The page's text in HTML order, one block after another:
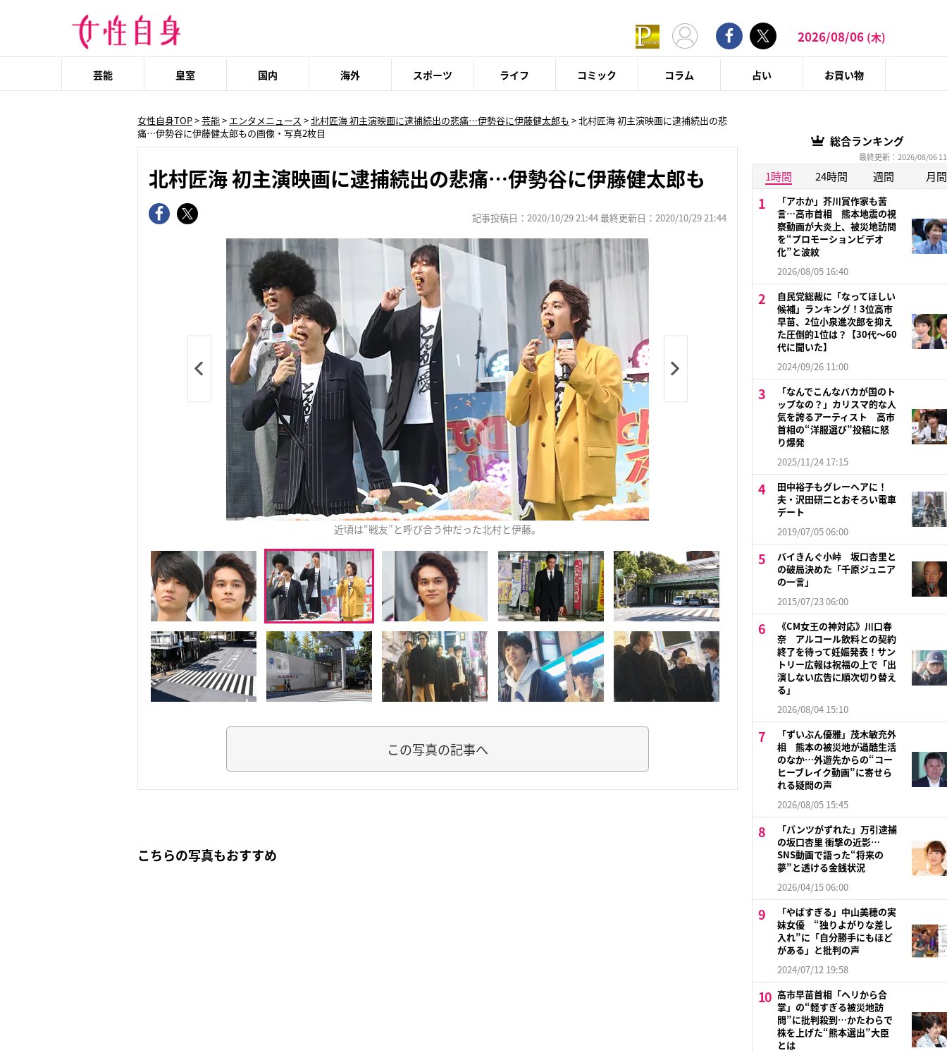
2026/08/06 (木)
芸能 皇室 国内 海外 スポーツ ライフ コミック コラム 占い お買い物
女性自身TOP>芸能> エンタメニュース >北村匠海 初主演映画に逮捕続出の悲痛…伊勢谷に伊藤健太郎も >北村匠海 初主演映画に逮捕続出の悲
痛…伊勢谷に伊藤健太郎もの画像・写真2枚目
北村匠海 初主演映画に逮捕続出の悲痛…伊勢谷に伊藤健太郎も
記事投稿日：2020/10/29 21:44 最終更新日：2020/10/29 21:44
近頃は“戦友”と呼び合う仲だった北村と伊藤。
この写真の記事へ
こちらの写真もおすすめ
総合ランキング
最終更新：2026/08/06
1時間 24時間 週間 月間
「アホか」芥川賞作家も苦
言…高市首相 熊本地震の視
察動画が大炎上、被災地訪問
を“プロモーションビデオ
化”と波紋
2026/08/05 16:40
自民党総裁に「なってほしい
候補」ランキング！3位高市
早苗、2位小泉進次郎を抑え
た圧倒的1位は？【30代〜60
代に聞いた】
2024/09/26 11:00
「なんでこんなバカが国のト
ップなの？」カリスマ的な人
気を誇るアーティスト 高市
首相の“洋服選び”投稿に怒
り爆発
2025/11/24 17:15
田中裕子もグレーヘアに！
夫・沢田研二とおそろい電車
デート
2019/07/05 06:00
バイきんぐ小峠 坂口杏里と
の破局決めた「千原ジュニア
の一言」
2015/07/23 06:00
《CM女王の神対応》川口春
奈 アルコール飲料との契約
終了を待って妊娠発表！サン
トリー広報は祝福の上で「出
演しない広告に順次切り替え
る」
2026/08/04 15:10
「ずいぶん優雅」茂木敏充外
相 熊本の被災地が過酷生活
のなか…外遊先からの“コー
ヒーブレイク動画”に寄せら
れる疑問の声
2026/08/05 15:45
「パンツがずれた」万引逮捕
の坂口杏里 衝撃の近影…
SNS動画で語った“将来の
夢”と透ける金銭状況
2026/04/15 06:00
「やばすぎる」中山美穂の実
妹女優 “独りよがりな差し
入れ”に「自分勝手にもほど
がある」と批判の声
2024/07/12 19:58
高市早苗首相「ヘリから合
掌」の“軽すぎる被災地訪
問”に批判殺到…かたわらで
株を上げた“熊本選出”大臣
とは